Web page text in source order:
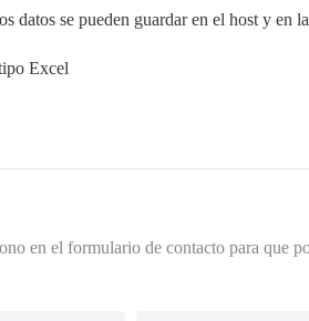
datos se pueden guardar en el host y en
Excel
en el formulario de contacto para que